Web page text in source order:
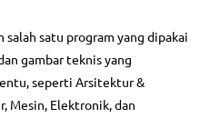
satu program yang dipakai
gambar teknis yang
seperti Arsitektur &
Mesin, Elektronik, dan